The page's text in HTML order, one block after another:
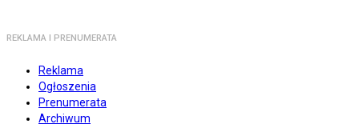
REKLAMA I PRENUMERATA
Reklama
Ogłoszenia
Prenumerata
Archiwum